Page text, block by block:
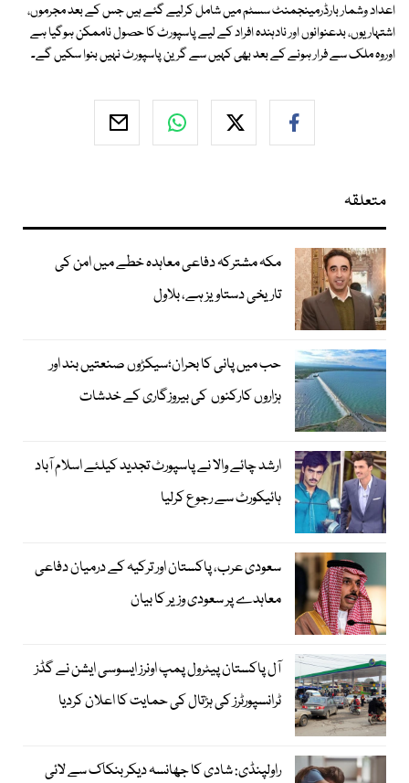
اعداد وشمار بارڈرمینجمنٹ سسٹم میں شامل کرلیے گئے ہیں جس کے بعد مجرموں،
اشتہاریوں، بدعنوانوں اور نادہندہ افراد کے لیے پاسپورٹ کا حصول ناممکن ہوگیا ہے
اوروہ ملک سے فرار ہونے کے بعد بھی کہیں سے گرین پاسپورٹ نہیں بنوا سکیں گے۔
متعلقہ
مکہ مشترکہ دفاعی معاہدہ خطے میں امن کی
تاریخی دستاویز ہے، بلاول
حب میں پانی کا بحران؛سیکڑوں صنعتیں بند اور
ہزاروں کارکنوں کی بیروزگاری کے خدشات
ارشد چائے والا نے پاسپورٹ تجدید کیلئے اسلام آباد
ہائیکورٹ سے رجوع کرلیا
سعودی عرب، پاکستان اور ترکیہ کے درمیان دفاعی
معاہدے پر سعودی وزیر کا بیان
آل پاکستان پیٹرول پمپ اونرز ایسوسی ایشن نے گڈز
ٹرانسپورٹرز کی ہڑتال کی حمایت کا اعلان کردیا
راولپنڈی: شادی کا جھانسہ دیکر بنکاک سے لائی